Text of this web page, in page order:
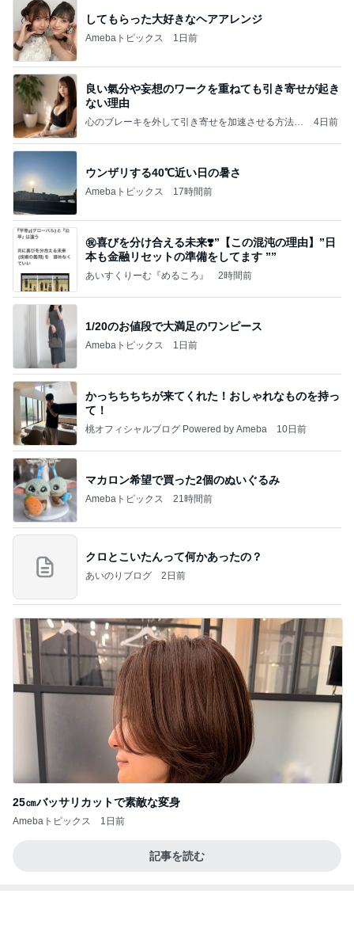
してもらった大好きなヘアアレンジ
Amebaトピックス 1日前
良い氣分や妄想のワークを重ねても引き寄せが起き
ない理由
心のブレーキを外して引き寄せを加速させる方法：
4日前
ウンザリする40℃近い日の暑さ
Amebaトピックス 17時間前
㊗️喜びを分け合える未来❣️”【この混沌の理由】”⽇
本も⾦融リセットの準備をしてます ””
あいすくりーむ『めるころ』 2時間前
1/20のお値段で大満足のワンピース
Amebaトピックス 1日前
かっちちちちが来てくれた！おしゃれなものを持っ
て！
桃オフィシャルブログ Powered by Ameba 10日前
マカロン希望で買った2個のぬいぐるみ
Amebaトピックス 21時間前
クロとこいたんって何かあったの？
あいのりブログ 2日前
25㎝バッサリカットで素敵な変身
Amebaトピックス 1日前
記事を読む